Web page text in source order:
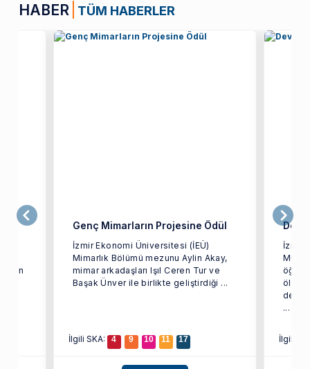
HABER TÜM HABERLER
olan
Genç Mimarların Projesine Ödül
İzmir Ekonomi Üniversitesi (İEÜ)
Mimarlık Bölümü mezunu Aylin Akay,
mimar arkadaşları Işıl Ceren Tur ve
Başak Ünver ile birlikte geliştirdiği ...
İlgili SKA: 4 9 10 11 17
Dev
İzmir
...
İlgili